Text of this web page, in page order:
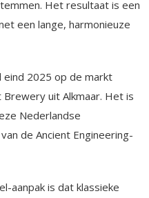
Het resultaat is een
een lange, harmonieuze
eind 2025 op de markt
uit Alkmaar. Het is
Nederlandse
de Ancient Engineering-
aanpak is dat klassieke